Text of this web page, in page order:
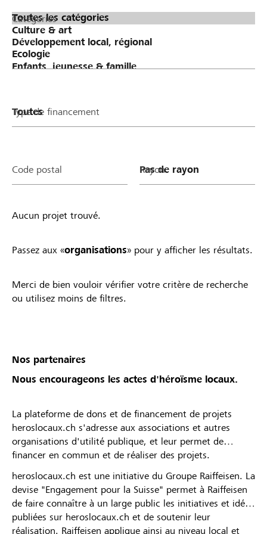
Catégories
Type de financement
Code postal Rayon
Aucun projet trouvé.
Passez aux «organisations» pour y afficher les résultats.
Merci de bien vouloir vérifier votre critère de recherche
ou utilisez moins de filtres.
Nos partenaires
Nous encourageons les actes d'héroïsme locaux.
La plateforme de dons et de financement de projets
heroslocaux.ch s'adresse aux associations et autres
organisations d'utilité publique, et leur permet de
financer en commun et de réaliser des projets.
heroslocaux.ch est une initiative du Groupe Raiffeisen. La
devise "Engagement pour la Suisse" permet à Raiffeisen
de faire connaître à un large public les initiatives et idées
publiées sur heroslocaux.ch et de soutenir leur
réalisation. Raiffeisen applique ainsi au niveau local et